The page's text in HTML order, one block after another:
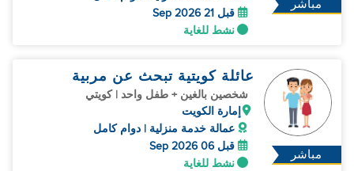
مباشر
قبل 21 Sep 2026
نشط للغاية
مباشر
عائلة كويتية تبحث عن مربية
شخصين بالغين + طفل واحد | كويتي
إمارة الكويت
عمالة خدمة منزلية | دوام كامل
قبل 06 Sep 2026
نشط للغاية